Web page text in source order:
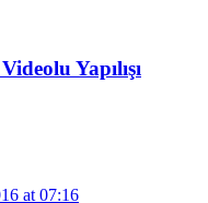
Yapılışı
at 07:16